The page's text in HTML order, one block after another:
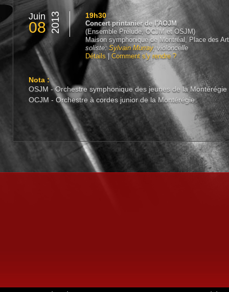
08
Juin 2013 19h30
Concert printanier de l'AOJM
(Ensemble Prélude, OCJM et OSJM)
Maison symphonique de Montréal, Place des
soliste:Sylvain Murray, violoncelle
Détails | Comment s'y rendre ?
Nota :
OSJM - Orchestre symphonique des jeunes de la Montérégie
OCJM - Orchestre à cordes junior de la Montérégie